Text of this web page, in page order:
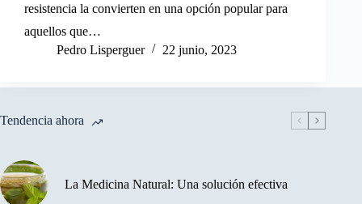
resistencia la convierten en una opción popular para
aquellos que…
Pedro Lisperguer
22 junio, 2023
Tendencia ahora
La Medicina Natural: Una solución efectiva